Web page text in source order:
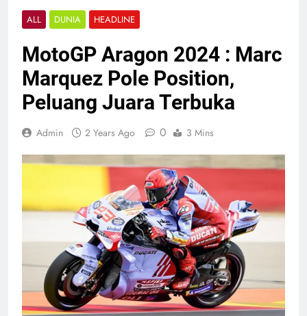
ALL DUNIA HEADLINE
MotoGP Aragon 2024 : Marc
Marquez Pole Position,
Peluang Juara Terbuka
Admin 2 Years Ago 0 3 Mins